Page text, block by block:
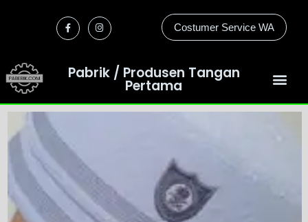
Costumer Service WA
Pabrik / Produsen Tangan
Pertama